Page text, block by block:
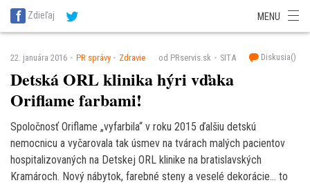
SITA Energetika
SITA Potravinárstvo
Zdieľaj MENU
22. januára 2016 PR správy Zdravie od PRservis.sk SITA Diskusia()
Detská ORL klinika hýri vďaka
Oriflame farbami!
Spoločnosť Oriflame „vyfarbila“ v roku 2015 ďalšiu detskú
nemocnicu a vyčarovala tak úsmev na tvárach malých pacientov
hospitalizovaných na Detskej ORL klinike na bratislavských
Kramároch. Nový nábytok, farebné steny a veselé dekorácie… to